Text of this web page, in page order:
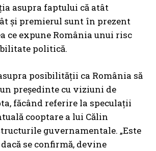
asupra faptului că atât
și premierul sunt în prezent
ce expune România unui risc
politică.
posibilității ca România să
președinte cu viziuni de
făcând referire la speculații
cooptare a lui Călin
guvernamentale. „Este
se confirmă, devine